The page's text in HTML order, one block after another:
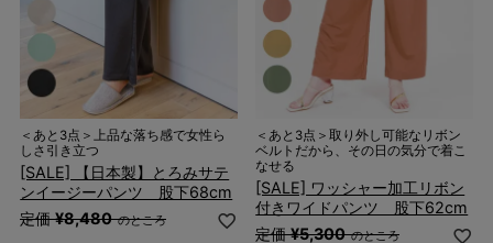
＜あと3点＞上品な落ち感で女性ら
しさ引き立つ
[SALE] 【日本製】とろみサテ
ンイージーパンツ 股下68cm
定価 ¥8,480 のところ
＜あと3点＞取り外し可能なリボン
ベルトだから、その日の気分で着こ
なせる
[SALE] ワッシャー加工リボン
付きワイドパンツ 股下62cm
定価 ¥5,300 のところ